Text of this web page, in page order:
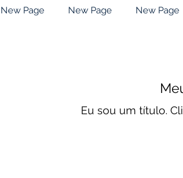
New Page New Page New Page
Eu sou um título.​